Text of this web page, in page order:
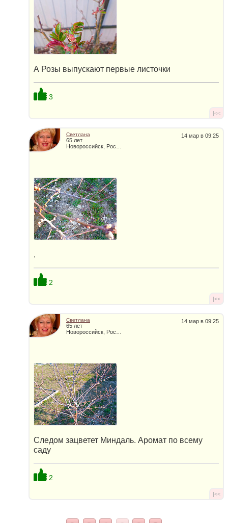
А Розы выпускают первые листочки
3
|<<
14 мар в 09:25
Светлана
65 лет
Новороссийск, Россия
.
2
|<<
14 мар в 09:25
Светлана
65 лет
Следом зацветет Миндаль. Аромат по всему
саду
2
|<<